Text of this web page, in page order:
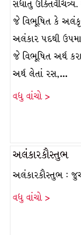
સધાતું
જે વિભૂષિત કે
અલંકાર પદથી
જે વિભૂષિત અર્થ
અર્થ લેતાં રસ,…
વધુ વાંચો >
અલંકારકૌસ્તુભ
અલંકારકૌસ્તુભ :
વધુ વાંચો >